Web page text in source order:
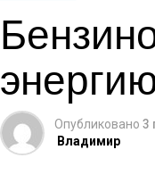
Советы по
1) Четко
обязанности.
2) Размещайте
3) Проверяйте
Мой первый
очень
получение
Опубликовано 3
Владимир